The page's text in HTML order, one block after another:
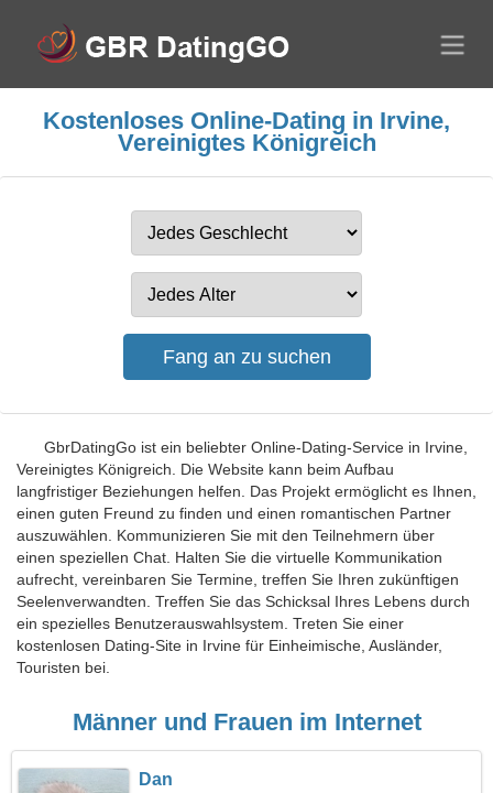
Kostenloses Online-Dating in Irvine,
Vereinigtes Königreich
GbrDatingGo ist ein beliebter Online-Dating-Service in Irvine,
Vereinigtes Königreich. Die Website kann beim Aufbau
langfristiger Beziehungen helfen. Das Projekt ermöglicht es Ihnen,
einen guten Freund zu finden und einen romantischen Partner
auszuwählen. Kommunizieren Sie mit den Teilnehmern über
einen speziellen Chat. Halten Sie die virtuelle Kommunikation
aufrecht, vereinbaren Sie Termine, treffen Sie Ihren zukünftigen
Seelenverwandten. Treffen Sie das Schicksal Ihres Lebens durch
ein spezielles Benutzerauswahlsystem. Treten Sie einer
kostenlosen Dating-Site in Irvine für Einheimische, Ausländer,
Touristen bei.
Männer und Frauen im Internet
Dan